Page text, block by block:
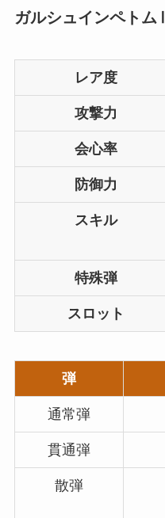
ガルシュインペトムⅡ
レア度
攻撃力
会心率
防御力
スキル
特殊弾
スロット
弾
通常弾
貫通弾
散弾